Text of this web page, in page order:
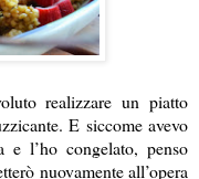
realizzare un piatto
E siccome avevo
e l’ho congelato, penso
nuovamente all’opera